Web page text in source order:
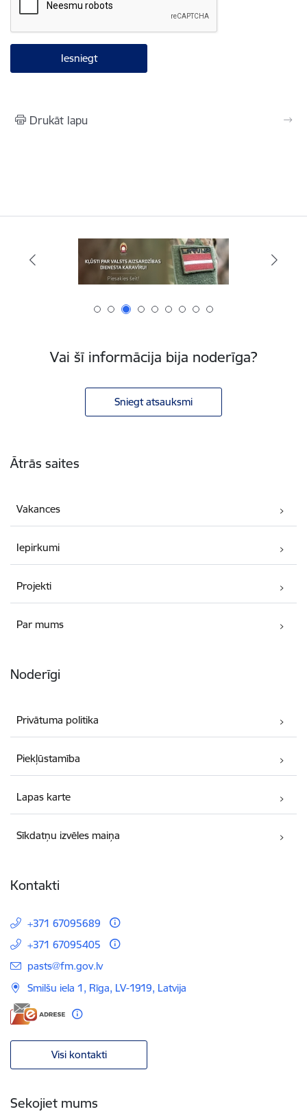
Drukāt lapu
Vai šī informācija bija noderīga?
Sniegt atsauksmi
Ātrās saites
Vakances
Iepirkumi
Projekti
Par mums
Noderīgi
Privātuma politika
Piekļūstamība
Lapas karte
Sīkdatņu izvēles maiņa
Kontakti
+371 67095689
+371 67095405
E-pasts:
pasts@fm.gov.lv
Smilšu iela 1, Rīga, LV-1919, Latvija
Visi kontakti
Sekojiet mums